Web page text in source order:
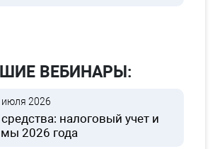
ВЕБИНАРЫ:
июля 2026
налоговый учет и
2026 года